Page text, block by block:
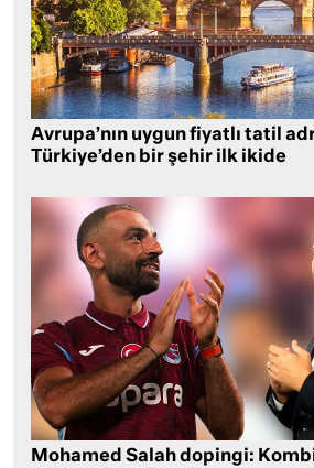
Avrupa’nın uygun fiyatlı tatil
Türkiye’den bir şehir ilk ikide
Mohamed Salah dopingi: